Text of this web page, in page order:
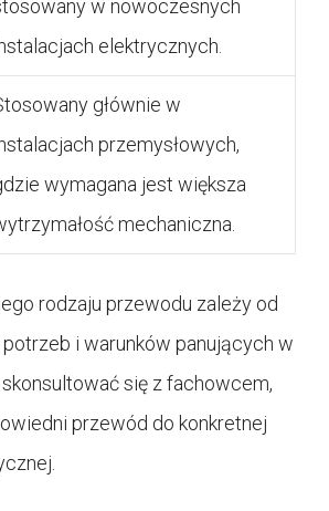
w nowoczesnych
elektrycznych.
głównie w
przemysłowych,
wymagana jest większa
mechaniczna.
rodzaju przewodu zależy od
i warunków panujących w
się z fachowcem,
przewód do konkretnej